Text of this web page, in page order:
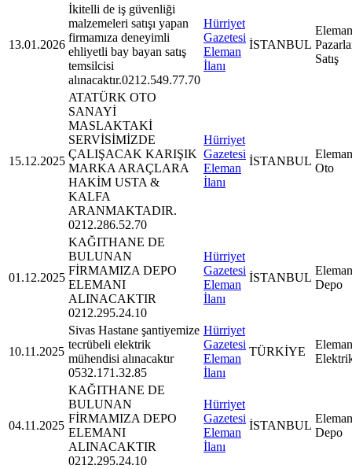
13.01.2026
İkitelli de iş güvenliği
malzemeleri satışı yapan
firmamıza deneyimli
ehliyetli bay bayan satış
temsilcisi
alınacaktır.0212.549.77.70
Hürriyet
Gazetesi
Eleman
İlanı
İSTANBUL
Satış
15.12.2025
ATATÜRK OTO
SANAYİ
MASLAKTAKİ
SERVİSİMİZDE
ÇALIŞACAK KARIŞIK
MARKA ARAÇLARA
HAKİM USTA &
KALFA
ARANMAKTADIR.
0212.286.52.70
Hürriyet
Gazetesi
Eleman
İlanı
İSTANBUL
Oto
01.12.2025
KAĞITHANE DE
BULUNAN
FİRMAMIZA DEPO
ELEMANI
ALINACAKTIR
0212.295.24.10
Hürriyet
Gazetesi
Eleman
İlanı
İSTANBUL
Depo
10.11.2025
Sivas Hastane şantiyemize
tecrübeli elektrik
mühendisi alınacaktır
0532.171.32.85
Hürriyet
Gazetesi
Eleman
İlanı
TÜRKİYE
04.11.2025
KAĞITHANE DE
BULUNAN
FİRMAMIZA DEPO
ELEMANI
ALINACAKTIR
0212.295.24.10
Hürriyet
Gazetesi
Eleman
İlanı
İSTANBUL
Depo